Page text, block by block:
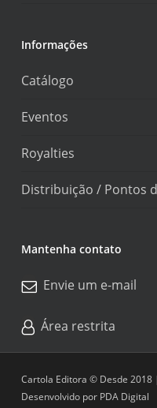
Informações
Catálogo
Eventos
Royalties
Distribuição / Pontos
Mantenha contato
Envie um e-mail
Área restrita
Cartola Editora © Desde 2018
Desenvolvido por PDA Digital